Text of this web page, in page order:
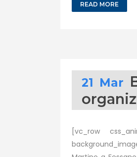
READ MORE
21 Mar
[vc_row